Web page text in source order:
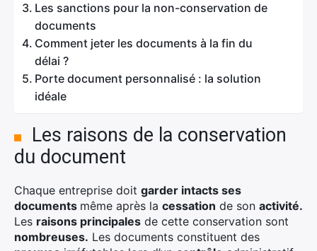
Les sanctions pour la non-conservation de
documents
Comment jeter les documents à la fin du
délai ?
Porte document personnalisé : la solution
idéale
Les raisons de la conservation
du document
Chaque entreprise doit garder intacts ses
documents même après la cessation de son activité.
Les raisons principales de cette conservation sont
nombreuses. Les documents constituent des